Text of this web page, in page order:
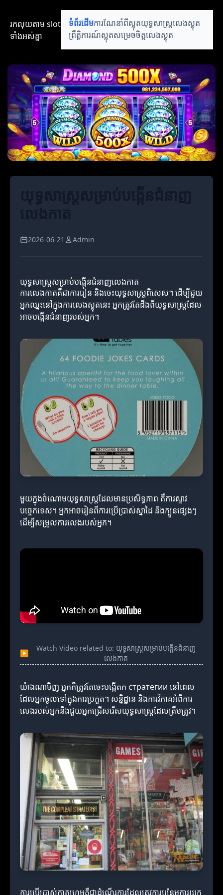
រកលុយតាម​ slot​​
ទាំងអស់គ្នា
ទំព័រដើមការណែនាំពីស្លុតយុទ្ធសាស្ត្រលេងស្លុត
ព្រឹត្តិការណ៍ស្លុតសម្រេចចិត្តលេងស្លុត
2026-06-21 Admin
យុទ្ធសាស្ត្រសម្រាប់បង្កើនជំនាញលេងកាត
ការលេងកាតគឺជាការរៀន និងចេះយុទ្ធសាស្ត្រពិសេស។ ដើម្បីជួយ
អ្នកឈ្នះនៅក្នុងការលេងស្លុតនេះ អ្នកត្រូវតែដឹងពីយុទ្ធសាស្ត្រដែល
អាចបង្កើនជំនាញរបស់អ្នក។
មួយក្នុងចំណោមយុទ្ធសាស្ត្រដែលមានប្រសិទ្ធភាព គឺការស្ទាវ
បច្ចេកទេស។ អ្នកអាចរៀនពីការប្រើប្រាស់ស្នាដៃ និងក្បួនផ្សេងៗ
ដើម្បីសម្រួលការលេងរបស់អ្នក។
▶
Watch Video related to: យុទ្ធសាស្ត្រសម្រាប់បង្កើនជំនាញ
លេងកាត
យ៉ាងណាមិញ អ្នកក៏ត្រូវតែចេះបង្កើតក стратегии នៅពេល
ដែលអ្នកចូលទៅក្នុងការប្រកួត។ សន្និដ្ឋាន និងការវិភាគអំពីការ
លេងរបស់អ្នកនឹងជួយអ្នកជ្រើសរើសយុទ្ធសាស្ត្រដែលត្រឹមត្រូវ។
ការប្រើប្រាស់កាតហ្គេមគឺជាដំណើរការដែលត្រូវការបន្ថែមការយក